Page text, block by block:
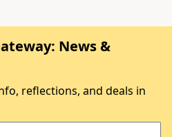
News &
reflections, and deals in